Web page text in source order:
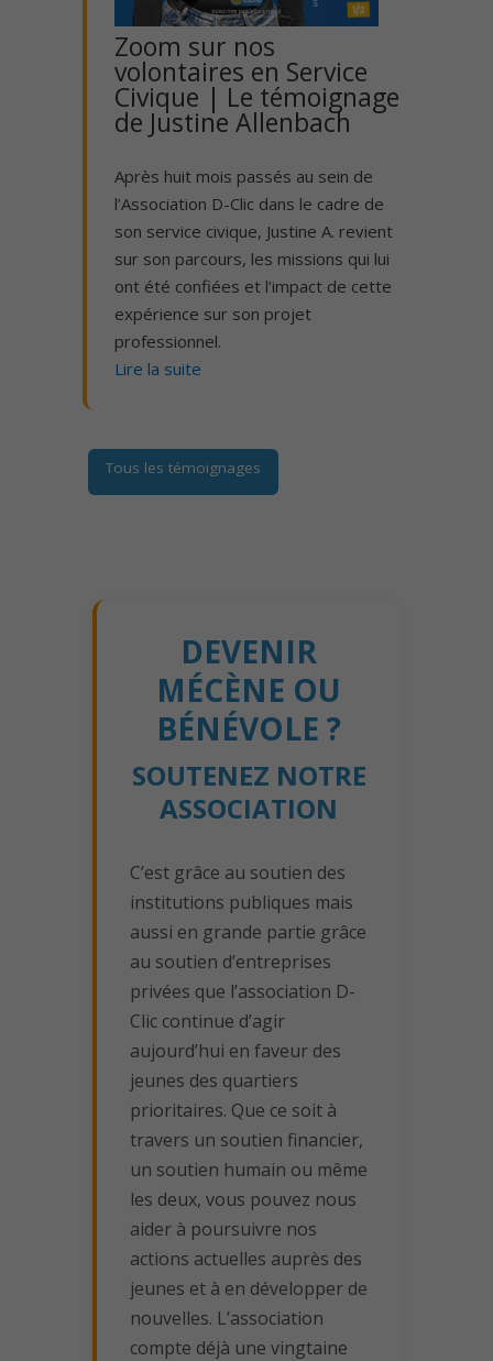
Zoom sur nos
volontaires en Service
Civique | Le témoignage
de Justine Allenbach
Après huit mois passés au sein de
l’Association D-Clic dans le cadre de
son service civique, Justine A. revient
sur son parcours, les missions qui lui
ont été confiées et l’impact de cette
expérience sur son projet
professionnel.
Lire la suite
Tous les témoignages
DEVENIR
MÉCÈNE OU
BÉNÉVOLE ?
SOUTENEZ NOTRE
ASSOCIATION
C’est grâce au soutien des
institutions publiques mais
aussi en grande partie grâce
au soutien d’entreprises
privées que l’association D-
Clic continue d’agir
aujourd’hui en faveur des
jeunes des quartiers
prioritaires. Que ce soit à
travers un soutien financier,
un soutien humain ou même
les deux, vous pouvez nous
aider à poursuivre nos
actions actuelles auprès des
jeunes et à en développer de
nouvelles. L’association
compte déjà une vingtaine